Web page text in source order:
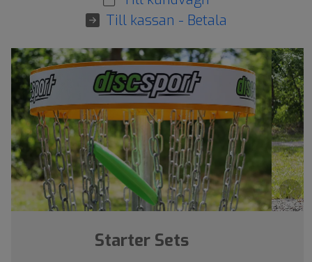
Till kassan - Betala
›
Starter Sets